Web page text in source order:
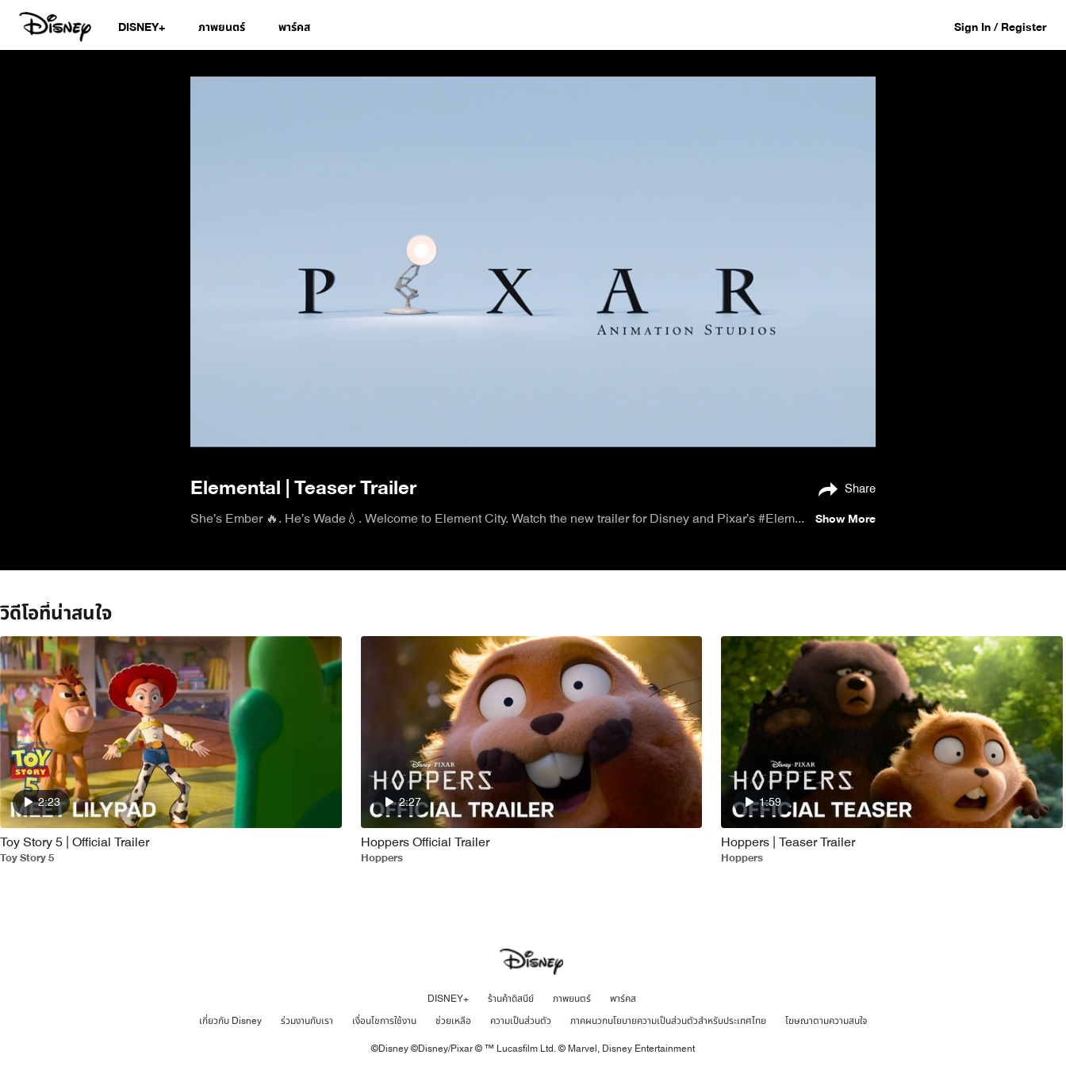
DISNEY+ ภาพยนตร์ พาร์คส Sign In / Register
Elemental | Teaser Trailer
Elemental | Teaser Trailer Share
She’s Ember 🔥. He’s Wade💧. Welcome to Element City. Watch the new trailer for Disney and Pixar’s #Elemental and see the movie in June 2023! Show More
วิดีโอที่น่าสนใจ
2:23
Toy Story 5 | Official Trailer
Toy Story 5
2:27
Hoppers Official Trailer
Hoppers
1:59
Hoppers | Teaser Trailer
Hoppers
DISNEY+ ร้านค้าดิสนีย์ ภาพยนตร์
พาร์คส
เกี่ยวกับ Disney
ร่วมงานกับเรา เงื่อนไขการใช้งาน ช่วยเหลือ ความเป็นส่วนตัว ภาคผนวกนโยบายความเป็นส่วนตัวสำหรับประเทศไทย
โฆษณาตามความสนใจ
©Disney ©Disney/Pixar © ™ Lucasfilm Ltd. © Marvel, Disney Entertainment